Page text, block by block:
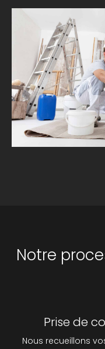
Notre
Prise de
Nous recueillons